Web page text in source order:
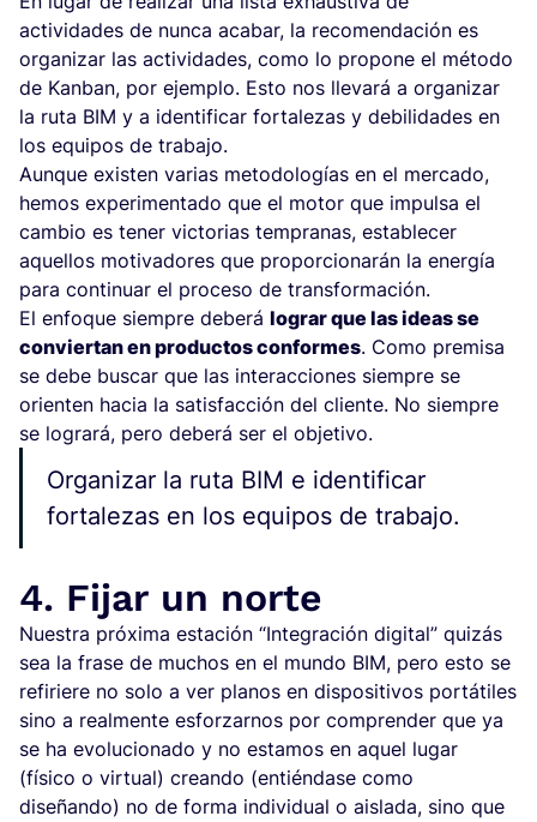
actividades de nunca acabar, la recomendación es
organizar las actividades, como lo propone el método
de Kanban, por ejemplo. Esto nos llevará a organizar
la ruta BIM y a identificar fortalezas y debilidades en
los equipos de trabajo.
Aunque existen varias metodologías en el mercado,
hemos experimentado que el motor que impulsa el
cambio es tener victorias tempranas, establecer
aquellos motivadores que proporcionarán la energía
para continuar el proceso de transformación.
El enfoque siempre deberá lograr que las ideas se
conviertan en productos conformes. Como premisa
se debe buscar que las interacciones siempre se
orienten hacia la satisfacción del cliente. No siempre
se logrará, pero deberá ser el objetivo.
Organizar la ruta BIM e identificar
fortalezas en los equipos de trabajo.
4. Fijar un norte
Nuestra próxima estación “Integración digital” quizás
sea la frase de muchos en el mundo BIM, pero esto se
refiriere no solo a ver planos en dispositivos portátiles
sino a realmente esforzarnos por comprender que ya
se ha evolucionado y no estamos en aquel lugar
(físico o virtual) creando (entiéndase como
diseñando) no de forma individual o aislada, sino que